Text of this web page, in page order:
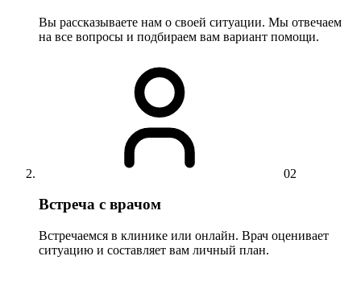
Вы рассказываете нам о своей ситуации. Мы отвечаем
на все вопросы и подбираем вам вариант помощи.
02
Встреча с врачом
Встречаемся в клинике или онлайн. Врач оценивает
ситуацию и составляет вам личный план.